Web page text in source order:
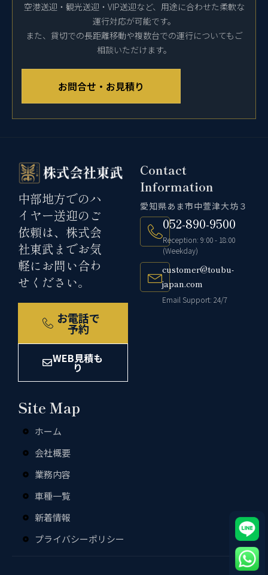
空港送迎・観光送迎・VIP送迎など、用途に合わせた柔軟な
運行対応が可能です。
また、貸切での長距離移動や複数台での運行についてもご
相談いただけます。
お問合せ・お見積り
中部地方でのハ
イヤー送迎のご
依頼は、株式会
社東武までお気
軽にお問い合わ
せください。
お電話で
予約
WEB見積も
り
Contact
Information
愛知県あま市中萱津大坊３
052-890-9500
Reception: 9:00 - 18:00
(Weekday)
customer@toubu-
japan.com
Email Support: 24/7
Site Map
ホーム
会社概要
業務内容
車種一覧
新着情報
プライバシーポリシー